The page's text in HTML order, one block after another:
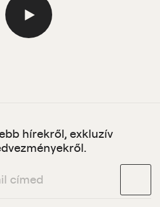
hírekről, exkluzív